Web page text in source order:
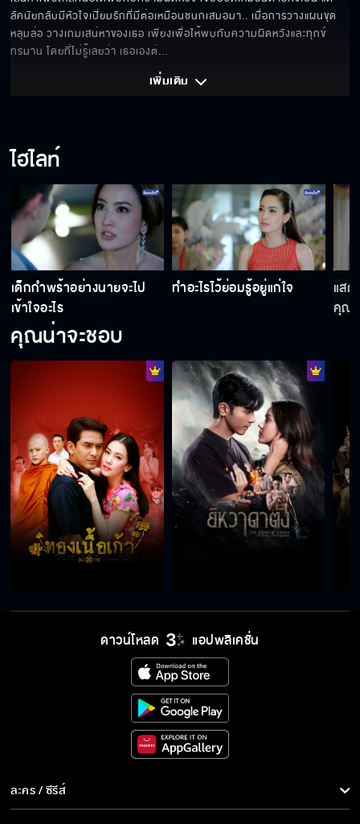
ลัคนัยกลับมีหัวใจเปี่ยมรักที่มีต่อเหมือนชนกเสมอมา.. เมื่อการวางแผนขุด
หลุมล่อ วางเกมเสน่หาของเธอ เพียงเพื่อให้พบกับความผิดหวังและทุกข์
ทรมาน โดยที่ไม่รู้เลยว่า เธอเองต่...
เพิ่มเติม
ไฮไลท์
เด็กกำพร้าอย่างนายจะไป
เข้าใจอะไร
ทำอะไรไว้ย่อมรู้อยู่แก่ใจ
แส
คุณ
คุณน่าจะชอบ
ดาวน์โหลด แอปพลิเคชั่น
ละคร / ซีรีส์
ละคร/ซีรีส์